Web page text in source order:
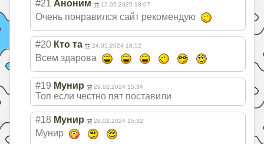
#21 Аноним 12.05.2025 18:07
Очень понравился сайт рекомендую
#20 Кто та 24.05.2024 18:52
Всем здарова
#19 Мунир 29.02.2024 15:34
Топ если честно пят поставили
#18 Мунир 29.02.2024 15:32
Мунир